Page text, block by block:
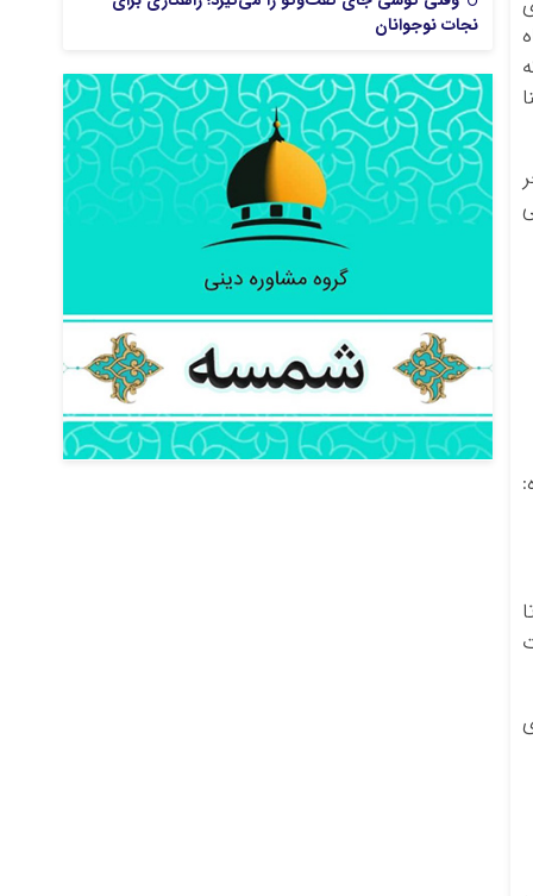
نجات نوجوانان